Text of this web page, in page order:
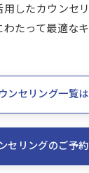
したカウンセリ
わたって最適な
ンセリング一覧
セリングのご予